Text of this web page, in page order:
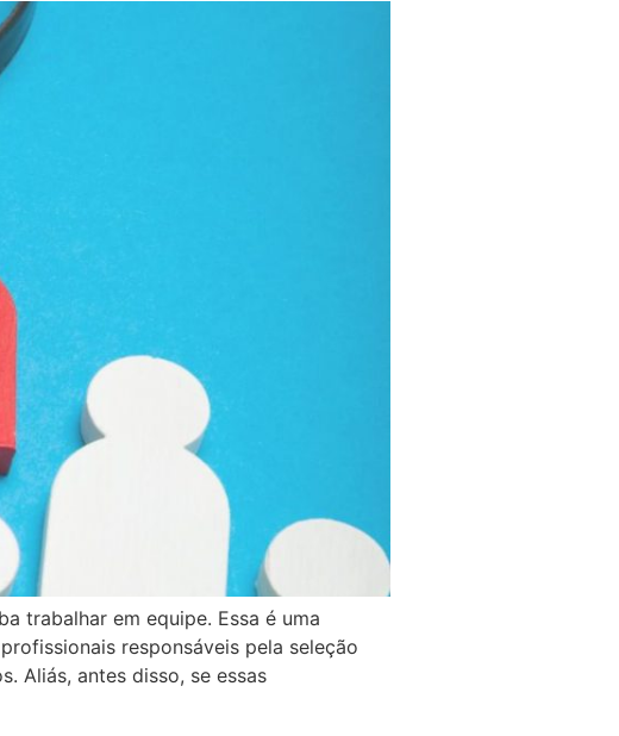
trabalhar em equipe. Essa é uma
responsáveis pela seleção
Aliás, antes disso, se essas